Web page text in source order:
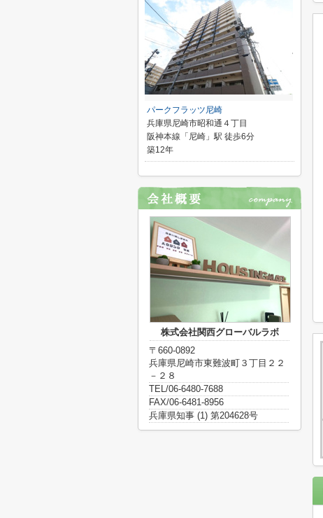
パークフラッツ尼崎
兵庫県尼崎市昭和通４丁目
阪神本線「尼崎」駅 徒歩6分
築12年
株式会社関西グローバルラボ
〒660-0892
兵庫県尼崎市東難波町３丁目２２
－２８
TEL/06-6480-7688
FAX/06-6481-8956
兵庫県知事 (1) 第204628号